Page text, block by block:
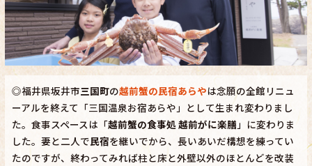
◎福井県坂井市三国町の越前蟹の民宿あらやは念願の全館リニュ
ーアルを終えて「三国温泉お宿あらや」として生まれ変わりまし
た。食事スペースは「越前蟹の食事処 越前がに楽膳」に変わりま
した。妻と二人で民宿を継いでから、長いあいだ構想を練ってい
たのですが、終わってみれば柱と床と外壁以外のほとんどを改装